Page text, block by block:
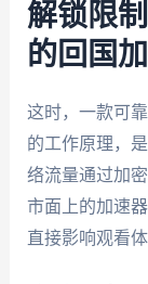
解锁限
的回国
这时，一款可
的工作原理，
络流量通过加
市面上的加速
直接影响观看